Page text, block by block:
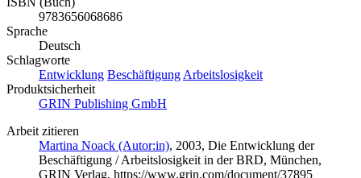
9783656068686
Sprache
Deutsch
Schlagworte
Entwicklung Beschäftigung Arbeitslosigkeit
Produktsicherheit
GRIN Publishing GmbH
Arbeit zitieren
Martina Noack (Autor:in), 2003, Die Entwicklung der
Beschäftigung / Arbeitslosigkeit in der BRD, München,
GRIN Verlag, https://www.grin.com/document/37895